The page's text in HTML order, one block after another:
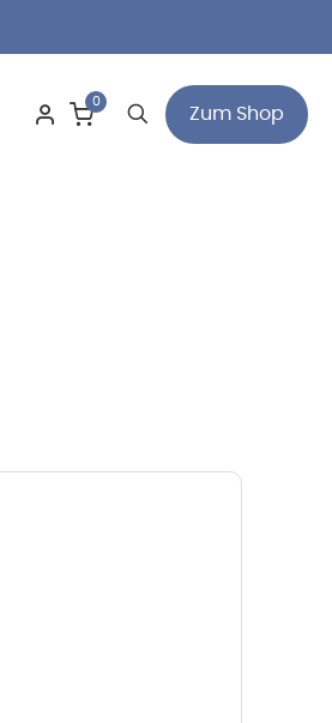
0
Zum Shop